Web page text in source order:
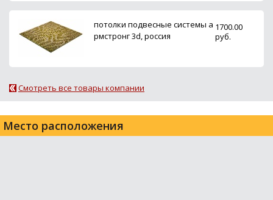
потолки подвесные системы а
рмстронг 3d, россия
1700.00
руб.
Смотреть все товары компании
Место расположения